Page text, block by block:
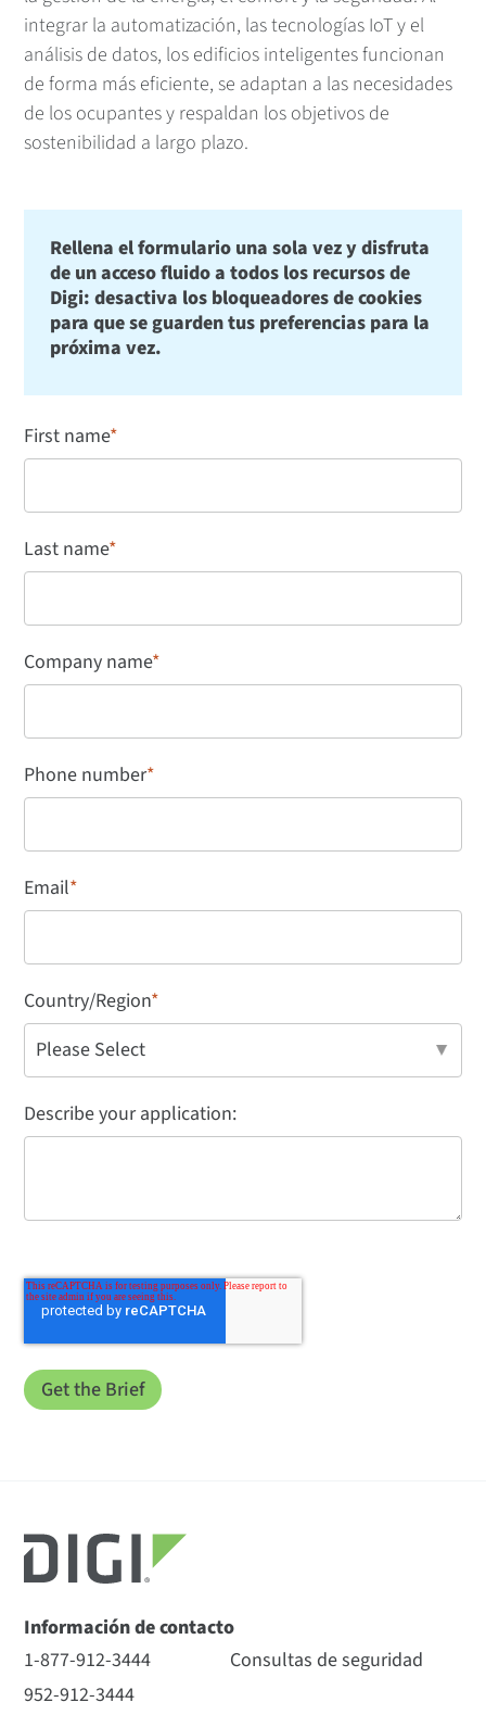
integrar la automatización, las tecnologías IoT y el
análisis de datos, los edificios inteligentes funcionan
de forma más eficiente, se adaptan a las necesidades
de los ocupantes y respaldan los objetivos de
sostenibilidad a largo plazo.
Rellena el formulario una sola vez y disfruta
de un acceso fluido a todos los recursos de
Digi: desactiva los bloqueadores de cookies
para que se guarden tus preferencias para la
próxima vez.
First name*
Last name*
Company name*
Phone number*
Email*
Country/Region*
Describe your application:
Información de contacto
1-877-912-3444
952-912-3444
Consultas de seguridad